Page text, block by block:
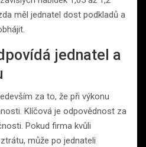
měl jednatel dost podkladů a
jednatel a
za to, že při výkonu
Klíčová je odpovědnost za
Pokud firma kvůli
může po jednateli